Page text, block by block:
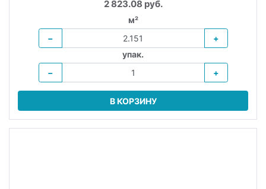
2 823.08 руб.
м²
−
+
упак.
−
+
В КОРЗИНУ